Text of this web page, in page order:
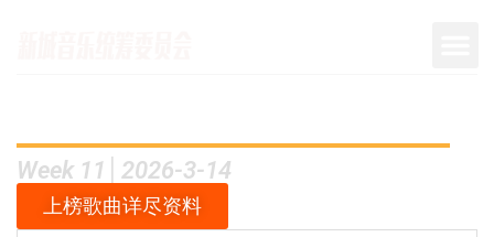
Week 11│2026-3-14
上榜歌曲详尽资料